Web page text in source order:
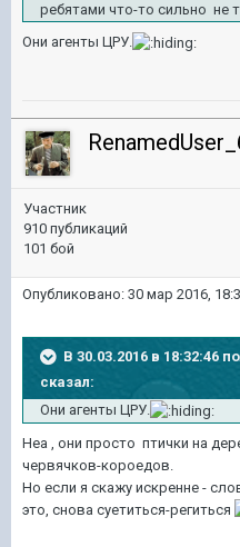
ребятами что-то сильно не
Они агенты ЦРУ.
Участник
910 публикаций
101 бой
Опубликовано: 30 мар 2016,
В 30.03.2016 в 18:32:46
сказал:
Они агенты ЦРУ.
Неа , они просто птички на
червячков-короедов.
Но если я скажу искренне -
это, снова суетиться-региться